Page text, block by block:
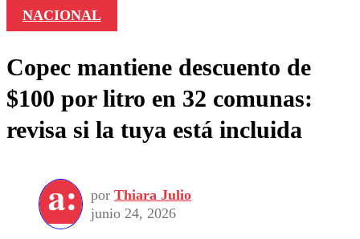
NACIONAL
Copec mantiene descuento de
$100 por litro en 32 comunas:
revisa si la tuya está incluida
por Thiara Julio
junio 24, 2026